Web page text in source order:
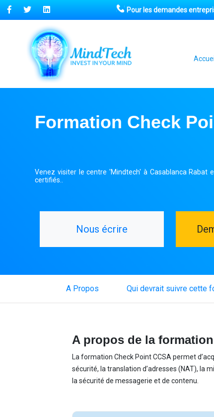
Pour les demandes
Formation Check
Venez visiter le centre 'Mindtech' à Casablanca Rabat
certifiés..
Nous écrire
A Propos (current)Qui devrait suivre cette
A propos de la
La formation Check Point CCSA permet
sécurité, la translation d’adresses (NAT), la
la sécurité de messagerie et de contenu.